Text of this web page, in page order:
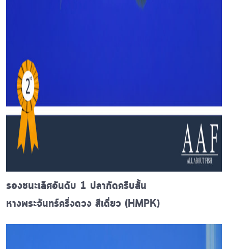
รองชนะเลิศอันดับ 1 ปลากัดครีบสั้น
หางพระจันทร์ครึ่งดวง สีเดี่ยว (HMPK)